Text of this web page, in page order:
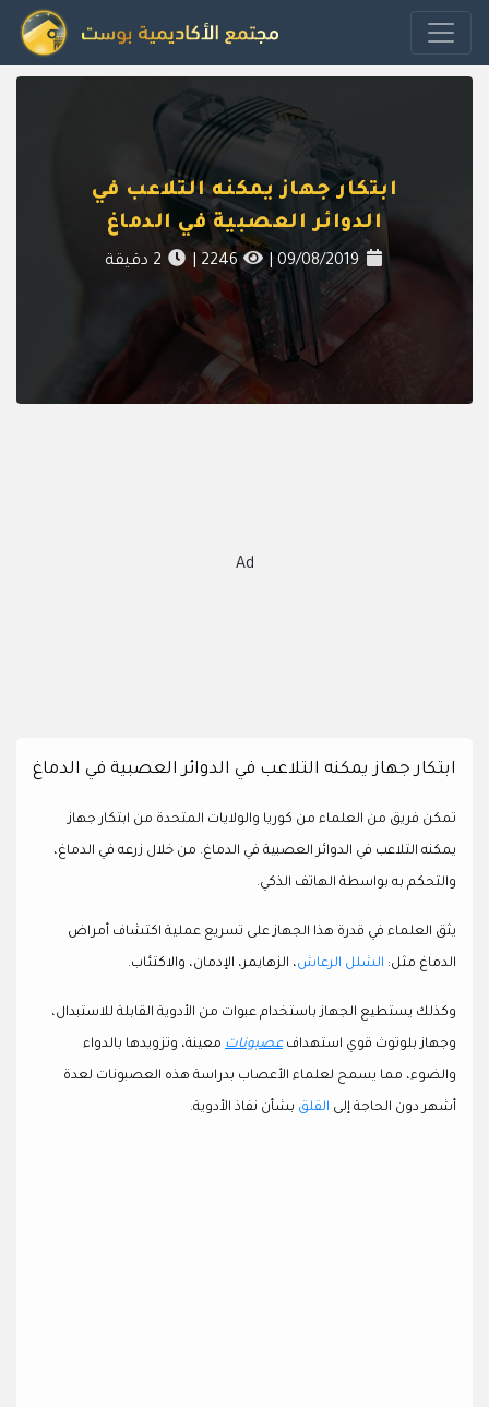
ابتكار جهاز يمكنه التلاعب في
الدوائر العصبية في الدماغ
09/08/2019
|
2246
2 دقيقة
Ad
ابتكار جهاز يمكنه التلاعب في الدوائر العصبية في الدماغ
تمكن فريق من العلماء من كوريا والولايات المتحدة من ابتكار جهاز
يمكنه التلاعب في الدوائر العصبية في الدماغ. من خلال زرعه في الدماغ،
والتحكم به بواسطة الهاتف الذكي.
يثق العلماء في قدرة هذا الجهاز على تسريع عملية اكتشاف أمراض
الدماغ مثل: الشلل الرعاش، الزهايمر، الإدمان، والاكتئاب.
وكذلك يستطيع الجهاز باستخدام عبوات من الأدوية القابلة للاستبدال،
وجهاز بلوتوث قوي استهدافعصبونات معينة، وتزويدها بالدواء
والضوء، مما يسمح لعلماء الأعصاب بدراسة هذه العصبونات لعدة
أشهر دون الحاجة إلى القلق بشأن نفاذ الأدوية.